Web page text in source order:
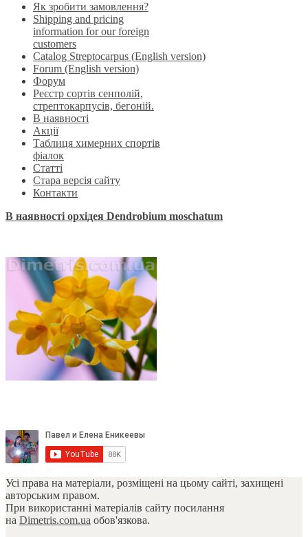
Як зробити замовлення?
Shipping and pricing
information for our foreign
customers
Catalog Streptocarpus (English version)
Forum (English version)
Форум
Реєстр сортів сенполій,
стрептокарпусів, бегоній.
В наявності
Акції
Таблиця химерних спортів
фіалок
Статті
Стара версія сайту
Контакти
В наявності орхідея Dendrobium moschatum
Усі права на матеріали, розміщені на цьому сайті, захищені
авторським правом.
При використанні матеріалів сайту посилання
на Dimetris.com.ua обов'язкова.